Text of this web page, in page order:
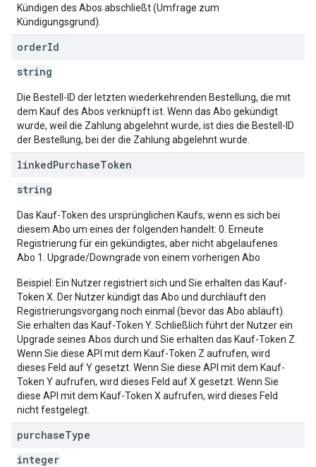
Kündigen des Abos abschließt (Umfrage zum
Kündigungsgrund).
orderId
string
Die Bestell-ID der letzten wiederkehrenden Bestellung, die mit
dem Kauf des Abos verknüpft ist. Wenn das Abo gekündigt
wurde, weil die Zahlung abgelehnt wurde, ist dies die Bestell-ID
der Bestellung, bei der die Zahlung abgelehnt wurde.
linkedPurchaseToken
string
Das Kauf-Token des ursprünglichen Kaufs, wenn es sich bei
diesem Abo um eines der folgenden handelt: 0. Erneute
Registrierung für ein gekündigtes, aber nicht abgelaufenes
Abo 1. Upgrade/Downgrade von einem vorherigen Abo
Beispiel: Ein Nutzer registriert sich und Sie erhalten das Kauf-
Token X. Der Nutzer kündigt das Abo und durchläuft den
Registrierungsvorgang noch einmal (bevor das Abo abläuft).
Sie erhalten das Kauf-Token Y. Schließlich führt der Nutzer ein
Upgrade seines Abos durch und Sie erhalten das Kauf-Token Z.
Wenn Sie diese API mit dem Kauf-Token Z aufrufen, wird
dieses Feld auf Y gesetzt. Wenn Sie diese API mit dem Kauf-
Token Y aufrufen, wird dieses Feld auf X gesetzt. Wenn Sie
diese API mit dem Kauf-Token X aufrufen, wird dieses Feld
nicht festgelegt.
purchaseType
integer